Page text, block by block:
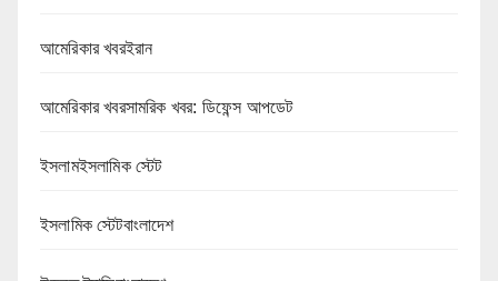
আমেরিকার খবরইরান
আমেরিকার খবরসামরিক খবর: ডিফেন্স আপডেট
ইসলামইসলামিক স্টেট
ইসলামিক স্টেটবাংলাদেশ